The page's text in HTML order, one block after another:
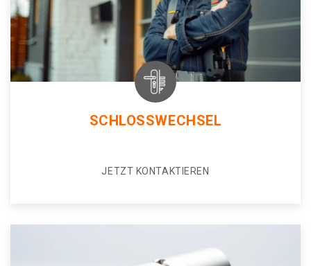
SCHLOSSWECHSEL
JETZT KONTAKTIEREN